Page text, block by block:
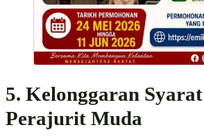
5. Kelonggaran
Perajurit Muda